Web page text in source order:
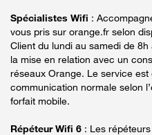
Spécialistes Wifi :
vous pris sur orange.fr selon
Client du lundi au samedi de
la mise en relation avec un
réseaux Orange. Le service est
communication normale selon
forfait mobile.
Répéteur Wifi 6 : Les